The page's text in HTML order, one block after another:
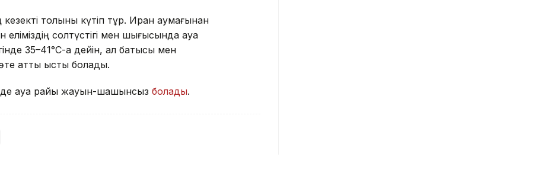
толқыны күтіп тұр. Иран аумағынан
солтүстігі мен шығысында ауа
35–41°С-қа дейін, ал батысы мен
қатты ыстық болады.
ауа райы жауын-шашынсыз болады.